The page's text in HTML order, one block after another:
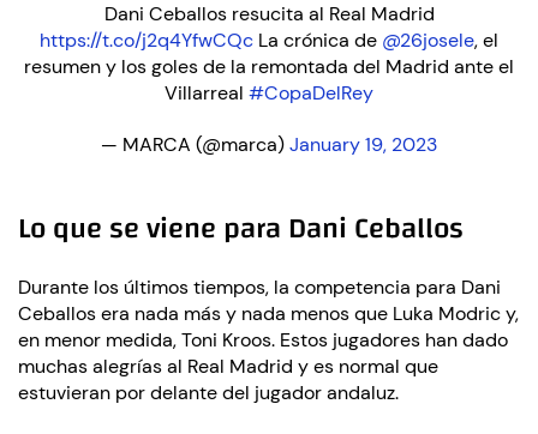
Dani Ceballos resucita al Real Madrid
https://t.co/j2q4YfwCQc La crónica de @26josele, el
resumen y los goles de la remontada del Madrid ante el
Villarreal #CopaDelRey
— MARCA (@marca)January 19, 2023
Lo que se viene para Dani Ceballos
Durante los últimos tiempos, la competencia para Dani
Ceballos era nada más y nada menos que Luka Modric y,
en menor medida, Toni Kroos. Estos jugadores han dado
muchas alegrías al Real Madrid y es normal que
estuvieran por delante del jugador andaluz.